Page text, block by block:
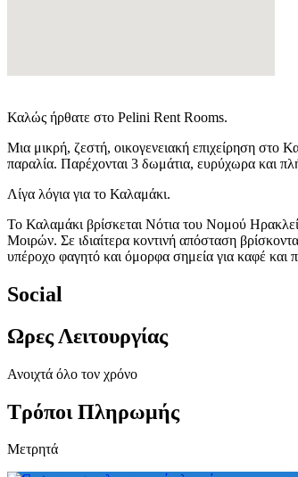
Καλώς ήρθατε στο Pelini Rent Rooms.
Μια μικρή, ζεστή, οικογενειακή επιχείρηση στο
παραλία. Παρέχονται 3 δωμάτια, ευρύχωρα και
Λίγα λόγια για το Καλαμάκι.
Το Καλαμάκι βρίσκεται Νότια του Νομού
Μοιρών. Σε ιδιαίτερα κοντινή απόσταση
υπέροχο φαγητό και όμορφα σημεία για καφέ και
Social
Ωρες Λειτουργίας
Ανοιχτά όλο τον χρόνο
Τρόποι Πληρωμής
Μετρητά